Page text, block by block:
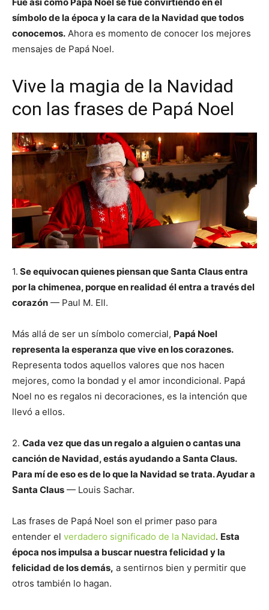
Fue así como Papá Noel se fue convirtiendo en el
símbolo de la época y la cara de la Navidad que todos
conocemos. Ahora es momento de conocer los mejores
mensajes de Papá Noel.
Vive la magia de la Navidad
con las frases de Papá Noel
1. Se equivocan quienes piensan que Santa Claus entra
por la chimenea, porque en realidad él entra a través del
corazón — Paul M. Ell.
Más allá de ser un símbolo comercial, Papá Noel
representa la esperanza que vive en los corazones.
Representa todos aquellos valores que nos hacen
mejores, como la bondad y el amor incondicional. Papá
Noel no es regalos ni decoraciones, es la intención que
llevó a ellos.
2. Cada vez que das un regalo a alguien o cantas una
canción de Navidad, estás ayudando a Santa Claus.
Para mí de eso es de lo que la Navidad se trata. Ayudar a
Santa Claus — Louis Sachar.
Las frases de Papá Noel son el primer paso para
entender el verdadero significado de la Navidad. Esta
época nos impulsa a buscar nuestra felicidad y la
felicidad de los demás, a sentirnos bien y permitir que
otros también lo hagan.